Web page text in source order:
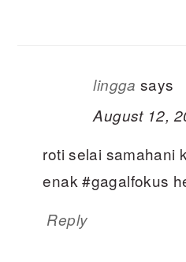
lingga says
August 12,
roti selai samahani
enak #gagalfokus
Reply